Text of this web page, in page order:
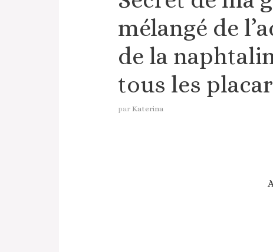
mélangé de
de la
tous les
par Katerina